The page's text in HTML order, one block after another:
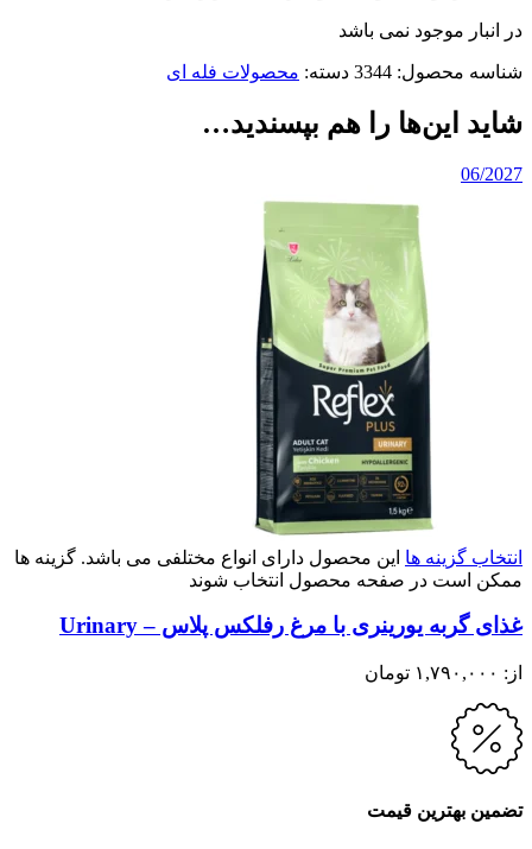
در انبار موجود نمی باشد
شناسه محصول: 3344 دسته: محصولات فله ای
شاید این‌ها را هم بپسندید…
06/2027
انتخاب گزینه ها این محصول دارای انواع مختلفی می باشد. گزینه ها
ممکن است در صفحه محصول انتخاب شوند
غذای گربه یورینری با مرغ رفلکس پلاس – Urinary
از: ۱,۷۹۰,۰۰۰ تومان
تضمین بهترین قیمت